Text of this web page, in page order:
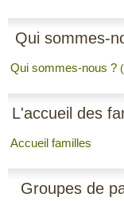
Qui sommes-
Qui sommes-nous ?
L'accueil des
Accueil familles
Groupes de